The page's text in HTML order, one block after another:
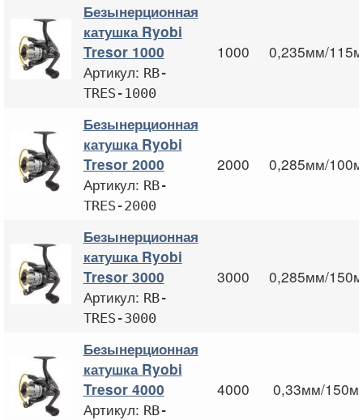
Безынерционная
катушка Ryobi
Tresor 1000
Артикул: RB-
TRES-1000
1000 0,235мм/115м
Безынерционная
катушка Ryobi
Tresor 2000
Артикул: RB-
TRES-2000
2000 0,285мм/100м
Безынерционная
катушка Ryobi
Tresor 3000
Артикул: RB-
TRES-3000
3000 0,285мм/150м
Безынерционная
катушка Ryobi
Tresor 4000
Артикул: RB-
4000 0,33мм/150м